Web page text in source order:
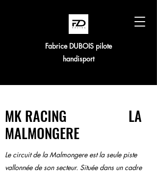
Fabrice DUBOIS pilote
handisport
MK RACING LA
MALMONGERE
Le circuit de la Malmongere est la seule piste
vallonnée de son secteur. Située dans un cadre